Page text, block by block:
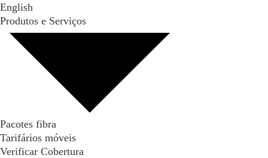
English
Produtos e Serviços
Pacotes fibra
Tarifários móveis
Verificar Cobertura